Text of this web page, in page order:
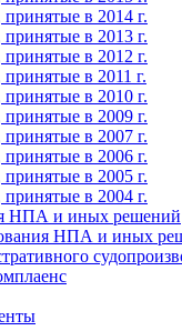
в 2014 г.
в 2013 г.
в 2012 г.
в 2011 г.
в 2010 г.
в 2009 г.
в 2007 г.
в 2006 г.
в 2005 г.
в 2004 г.
НПА и иных решений
НПА и иных